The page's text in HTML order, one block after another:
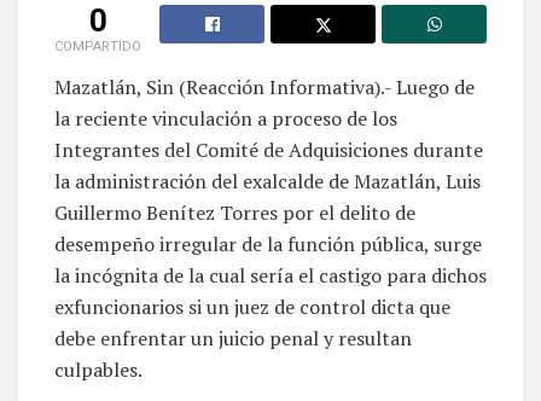
0
COMPARTIDO
Mazatlán, Sin (Reacción Informativa).- Luego de
la reciente vinculación a proceso de los
Integrantes del Comité de Adquisiciones durante
la administración del exalcalde de Mazatlán, Luis
Guillermo Benítez Torres por el delito de
desempeño irregular de la función pública, surge
la incógnita de la cual sería el castigo para dichos
exfuncionarios si un juez de control dicta que
debe enfrentar un juicio penal y resultan
culpables.